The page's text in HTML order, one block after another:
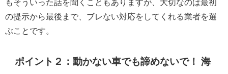
もそういった話を聞くこともありますが、大切なのは最初
の提示から最後まで、ブレない対応をしてくれる業者を選
ぶことです。
ポイント２：動かない車でも諦めないで！ 海